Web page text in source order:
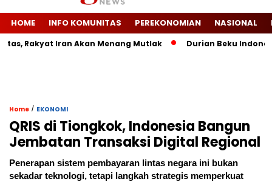
HOME INFO KOMUNITAS PEREKONOMIAN NASIONAL
Rakyat Iran Akan Menang Mutlak Durian Beku Indonesia
Home / EKONOMI
QRIS di Tiongkok, Indonesia Bangun
Jembatan Transaksi Digital Regional
Penerapan sistem pembayaran lintas negara ini bukan
sekadar teknologi, tetapi langkah strategis memperkuat